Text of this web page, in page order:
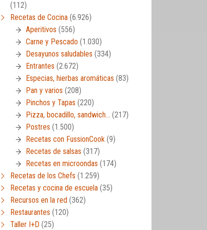
(112)
Recetas de Cocina (6.926)
Aperitivos (556)
Carne y Pescado (1.030)
Desayunos saludables (334)
Entrantes (2.672)
Especias, hierbas aromáticas (83)
Pan y varios (208)
Pinchos y Tapas (220)
Pizza, bocadillo, sandwich… (217)
Postres (1.500)
Recetas con FussionCook (9)
Recetas de salsas (317)
Recetas en microondas (174)
Recetas de los Chefs (1.259)
Recetas y cocina de escuela (35)
Recursos en la red (362)
Restaurantes (120)
Taller I+D (25)